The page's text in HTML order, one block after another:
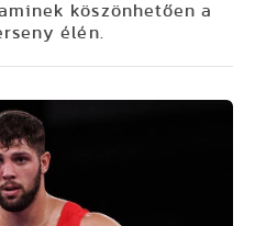
köszönhetően a
élén.